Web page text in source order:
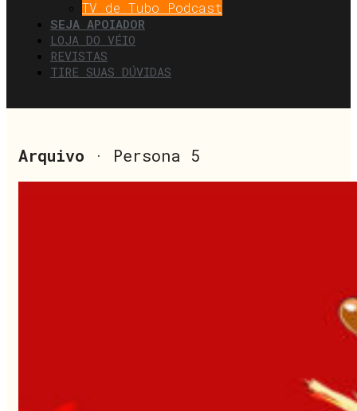
TV de Tubo Podcast
SEJA APOIADOR
LOJA DO VÉIO
REVISTAS
TIRE SUAS DÚVIDAS
Arquivo · Persona 5